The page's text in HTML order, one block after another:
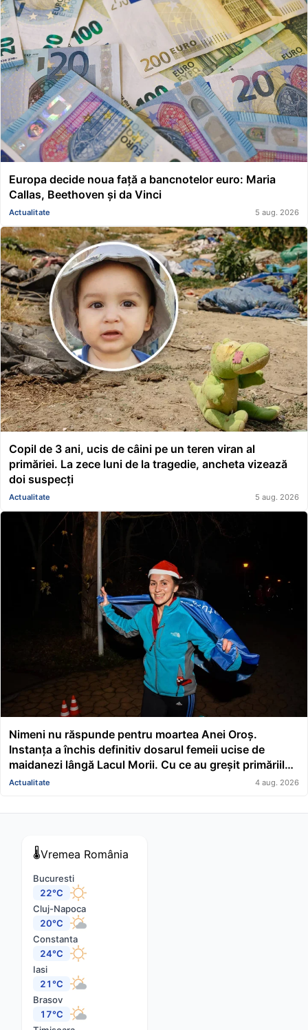
Europa decide noua față a bancnotelor euro: Maria
Callas, Beethoven și da Vinci
Actualitate 5 aug. 2026
Copil de 3 ani, ucis de câini pe un teren viran al
primăriei. La zece luni de la tragedie, ancheta vizează
doi suspecți
Actualitate 5 aug. 2026
Nimeni nu răspunde pentru moartea Anei Oroș.
Instanța a închis definitiv dosarul femeii ucise de
maidanezi lângă Lacul Morii. Cu ce au greșit primăriile
conduse de Nicușor Dan și Ciucu
Actualitate 4 aug. 2026
🌡️Vremea România
Bucuresti
22°C
Cluj-Napoca
20°C
Constanta
24°C
Iasi
21°C
Brasov
17°C